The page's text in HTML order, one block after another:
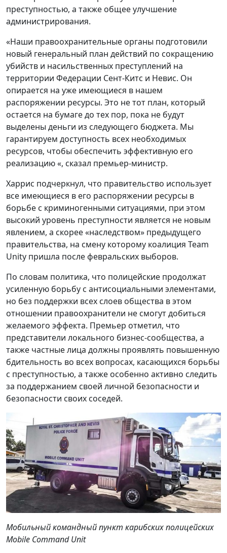
преступностью, а также общее улучшение
администрирования.
«Наши правоохранительные органы подготовили
новый генеральный план действий по сокращению
убийств и насильственных преступлений на
территории Федерации Сент-Китс и Невис. Он
опирается на уже имеющиеся в нашем
распоряжении ресурсы. Это не тот план, который
остается на бумаге до тех пор, пока не будут
выделены деньги из следующего бюджета. Мы
гарантируем доступность всех необходимых
ресурсов, чтобы обеспечить эффективную его
реализацию «, сказал премьер-министр.
Харрис подчеркнул, что правительство использует
все имеющиеся в его распоряжении ресурсы в
борьбе с криминогенными ситуациями, при этом
высокий уровень преступности является не новым
явлением, а скорее «наследством» предыдущего
правительства, на смену которому коалиция Team
Unity пришла после февральских выборов.
По словам политика, что полицейские продолжат
усиленную борьбу с антисоциальными элементами,
но без поддержки всех слоев общества в этом
отношении правоохранители не смогут добиться
желаемого эффекта. Премьер отметил, что
представители локального бизнес-сообщества, а
также частные лица должны проявлять повышенную
бдительность во всех вопросах, касающихся борьбы
с преступностью, а также особенно активно следить
за поддержанием своей личной безопасности и
безопасности своих соседей.
Мобильный командный пункт карибских полицейских
Mobile Command Unit